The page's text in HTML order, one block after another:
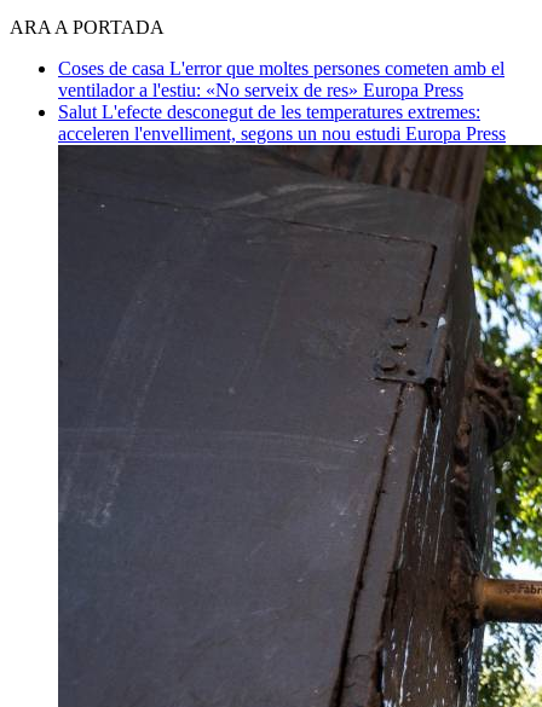
ARA A PORTADA
Coses de casa L'error que moltes persones cometen amb el
ventilador a l'estiu: «No serveix de res» Europa Press
Salut L'efecte desconegut de les temperatures extremes:
acceleren l'envelliment, segons un nou estudi Europa Press